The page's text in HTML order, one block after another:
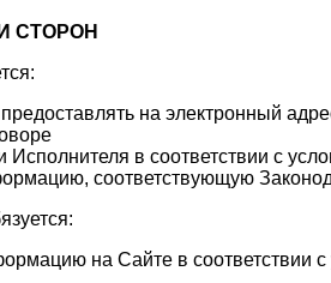
СТОРОН
на электронный
Исполнителя в соответствии с
соответствующую
на Сайте в